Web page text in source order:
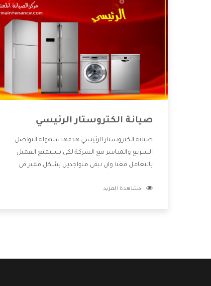
صيانة الكتروستار الرئيسي
صيانة الكتروستار الرئيسي هدفها سهولة التواصل
السريع والمباشر مع الشركة لكى يستمتع العميل
بالتعامل معنا وان نبقى متواجدين بشكل مميز فى
للعميل وان يستمتع بالخدمات التى تنفرد الشركة بها
مشاهدة المزيد